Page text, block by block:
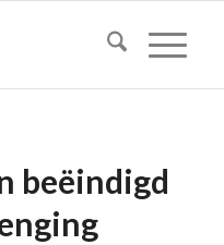
beëindigd